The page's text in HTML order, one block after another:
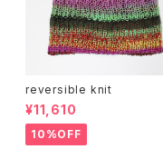
reversible knit
¥11,610
10%OFF